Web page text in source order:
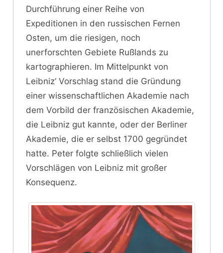
Durchführung einer Reihe von
Expeditionen in den russischen Fernen
Osten, um die riesigen, noch
unerforschten Gebiete Rußlands zu
kartographieren. Im Mittelpunkt von
Leibniz‘ Vorschlag stand die Gründung
einer wissenschaftlichen Akademie nach
dem Vorbild der französischen Akademie,
die Leibniz gut kannte, oder der Berliner
Akademie, die er selbst 1700 gegründet
hatte. Peter folgte schließlich vielen
Vorschlägen von Leibniz mit großer
Konsequenz.